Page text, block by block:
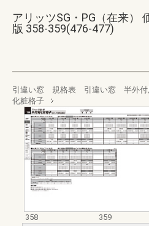
アリッツSG・PG（在来）
版 358-359(476-477)
引違い窓 規格表 引違い窓 半外付
化粧格子
358
359